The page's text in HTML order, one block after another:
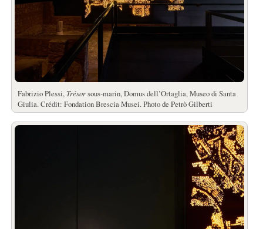
Fabrizio Plessi, Trésorsous-marin, Domus dell’Ortaglia, Museo di Santa
Giulia. Crédit: Fondation Brescia Musei. Photo de Petrò Gilberti